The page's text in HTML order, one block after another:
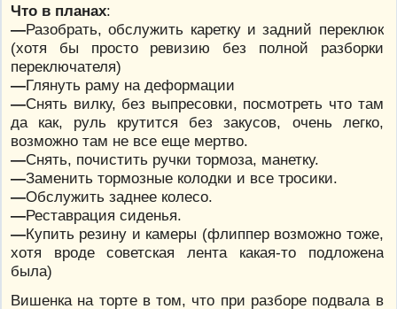
Что в планах:
—Разобрать, обслужить каретку и задний переклюк
(хотя бы просто ревизию без полной разборки
переключателя)
—Глянуть раму на деформации
—Снять вилку, без выпресовки, посмотреть что там
да как, руль крутится без закусов, очень легко,
возможно там не все еще мертво.
—Снять, почистить ручки тормоза, манетку.
—Заменить тормозные колодки и все тросики.
—Обслужить заднее колесо.
—Реставрация сиденья.
—Купить резину и камеры (флиппер возможно тоже,
хотя вроде советская лента какая-то подложена
была)
Вишенка на торте в том, что при разборе подвала в